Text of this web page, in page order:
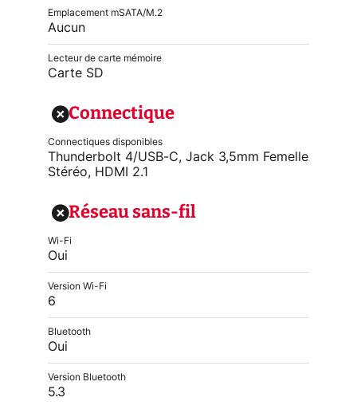
Emplacement mSATA/M.2
Aucun
Lecteur de carte mémoire
Carte SD
Connectique
Connectiques disponibles
Thunderbolt 4/USB-C, Jack 3,5mm Femelle
Stéréo, HDMI 2.1
Réseau sans-fil
Wi-Fi
Oui
Version Wi-Fi
6
Bluetooth
Oui
Version Bluetooth
5.3